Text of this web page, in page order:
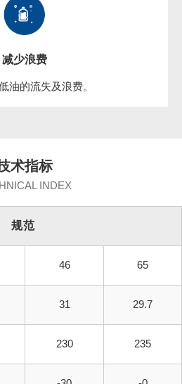
减少浪费
油的流失及浪费。
术指标
INDEX
规范
46 65
31 29.7
230 235